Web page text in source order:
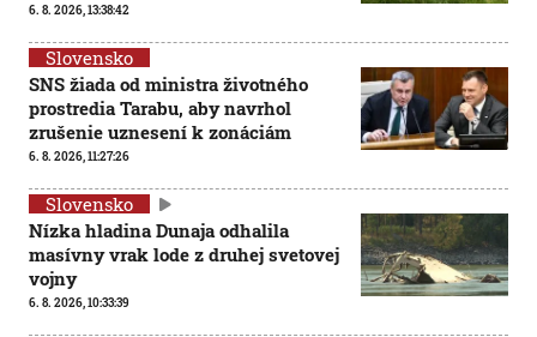
6. 8. 2026, 13:38:42
Slovensko
SNS žiada od ministra životného
prostredia Tarabu, aby navrhol
zrušenie uznesení k zonáciám
6. 8. 2026, 11:27:26
Slovensko
Nízka hladina Dunaja odhalila
masívny vrak lode z druhej svetovej
vojny
6. 8. 2026, 10:33:39